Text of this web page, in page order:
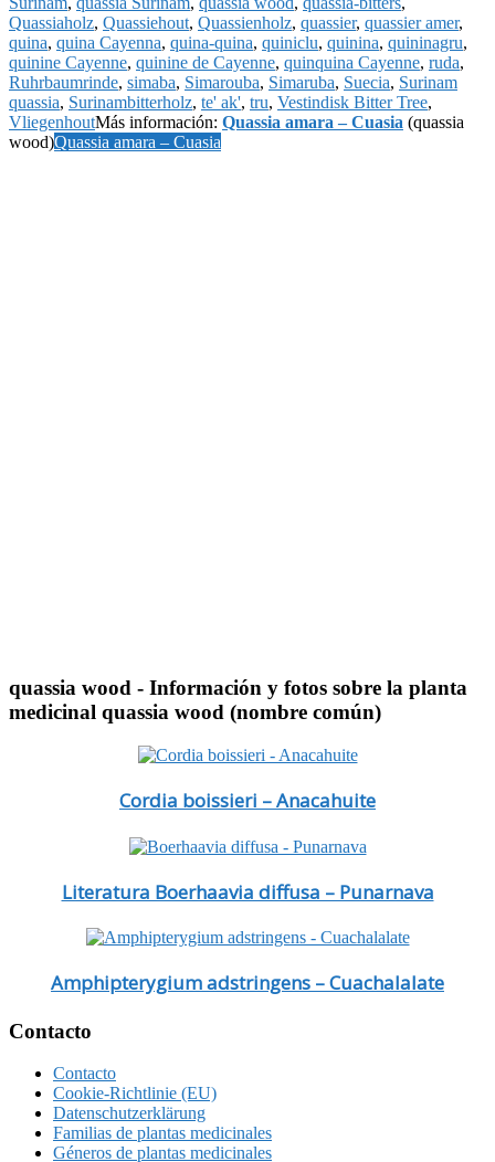
Quassiaholz, Quassiehout, Quassienholz, quassier, quassier amer,
quina, quina Cayenna, quina-quina, quiniclu, quinina, quininagru,
quinine Cayenne, quinine de Cayenne, quinquina Cayenne, ruda,
Ruhrbaumrinde, simaba, Simarouba, Simaruba, Suecia, Surinam
quassia, Surinambitterholz, te' ak', tru, Vestindisk Bitter Tree,
VliegenhoutMás información: Quassia amara – Cuasia (quassia
wood)Quassia amara – Cuasia
quassia wood - Información y fotos sobre la planta
medicinal quassia wood (nombre común)
Cordia boissieri – Anacahuite
Literatura Boerhaavia diffusa – Punarnava
Amphipterygium adstringens – Cuachalalate
Footer
Contacto
Contacto
Cookie-Richtlinie (EU)
Datenschutzerklärung
Familias de plantas medicinales
Géneros de plantas medicinales